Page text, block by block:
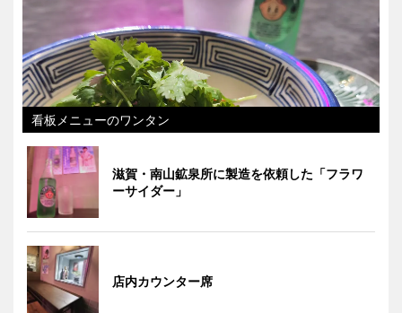
看板メニューのワンタン
滋賀・南山鉱泉所に製造を依頼した「フラワ
ーサイダー」
店内カウンター席